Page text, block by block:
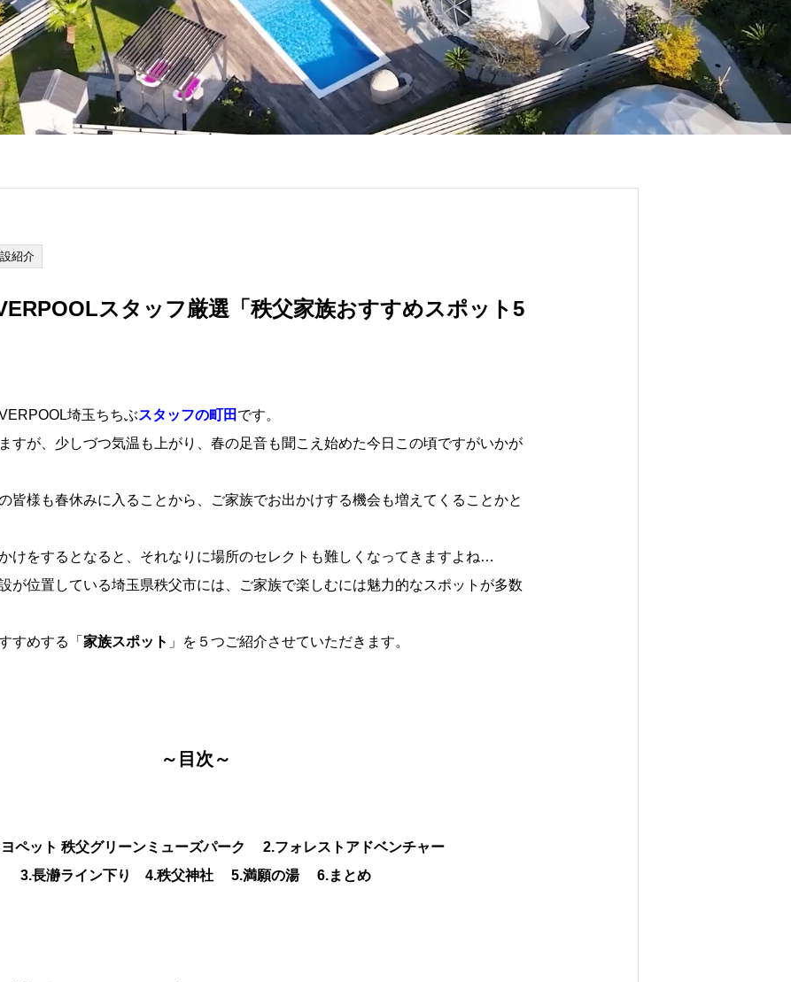
紹介
スタッフ厳選「秩父家族おすすめスポット5
埼玉ちちぶスタッフの町田 です。
すが、少しづつ気温も上がり、春の足音も聞こえ始めた今日この頃ですがいかが
皆様も春休みに入ることから、ご家族でお出かけする機会も増えてくることかと
けをするとなると、それなりに場所のセレクトも難しくなってきますよね…
が位置している埼玉県秩父市には、ご家族で楽しむには魅力的なスポットが多数
すめする「 家族スポット 」を５つご紹介させていただきます。
～目次～
ペット 秩父グリーンミューズパーク
2.フォレストアドベンチャー
3.長瀞ライン下り
4.秩父神社 5.満願の湯 6.まとめ